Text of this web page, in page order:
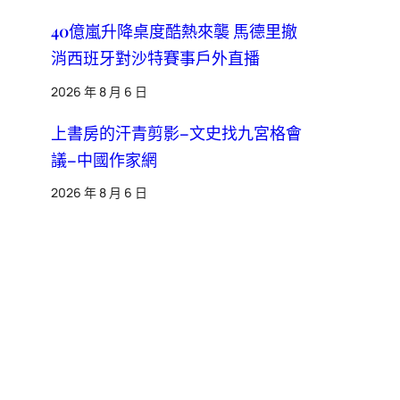
40億嵐升降桌度酷熱來襲 馬德里撤
消西班牙對沙特賽事戶外直播
2026 年 8 月 6 日
上書房的汗青剪影–文史找九宮格會
議–中國作家網
2026 年 8 月 6 日